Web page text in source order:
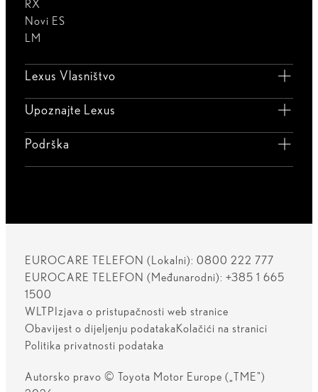
RX
Novi ES
LM
Lexus Vlasništvo
Upoznajte Lexus
Podrška
EUROCARE TELEFON (Lokalni): 0800 222 777
EUROCARE TELEFON (Međunarodni): +385 1 665
1500
WLTP Izjava o pristupačnosti web stranice
Obavijest o dijeljenju podatakaKolačići na stranici
Politika privatnosti podataka
Autorsko pravo © Toyota Motor Europe („TME")